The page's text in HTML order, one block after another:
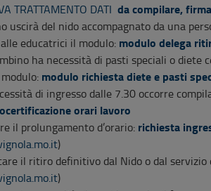
TRATTAMENTO DATI da compilare,
uscirà del nido accompagnato da una
educatrici il modulo: modulo delega
ha necessità di pasti speciali o
modulo richiesta diete e pasti
di ingresso dalle 7.30 occorre
orari lavoro
il prolungamento d’orario: richiesta
)
il ritiro definitivo dal Nido o dal servizio
)